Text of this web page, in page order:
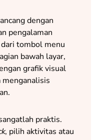
dengan
pengalaman
tombol menu
bawah layar,
grafik visual
menganalisis
praktis.
, pilih aktivitas atau